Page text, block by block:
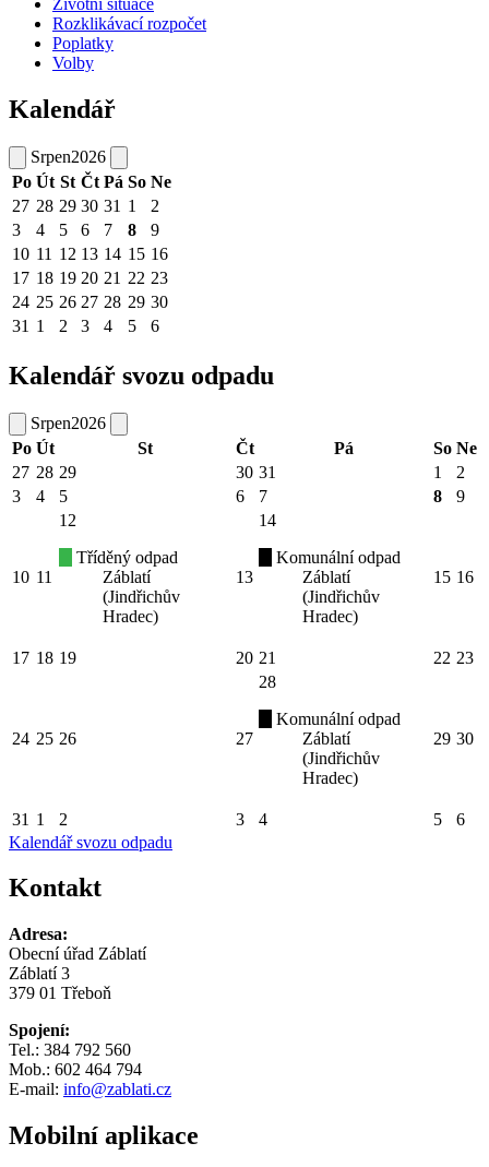
Rozklikávací rozpočet
Poplatky
Volby
Kalendář
Srpen2026
Po Út St Čt Pá So Ne
27 28 29 30 31 1
2
3
4 5 6 7 8
9
10 11 12 13 14 15 16
17 18 19 20 21 22 23
24 25 26 27 28 29 30
31 1 2 3 4 5 6
Kalendář svozu odpadu
Srpen2026
Po Út St Čt Pá So Ne
27 28 29 30 31 1
2
3
4 5 6 7 8 9
10 11
12
Tříděný odpad
Záblatí
(Jindřichův
Hradec)
13
14
Komunální odpad
Záblatí
(Jindřichův
Hradec)
15 16
17 18 19 20 21 22 23
24 25 26 27
28
Komunální odpad
Záblatí
(Jindřichův
Hradec)
29 30
31 1 2 3 4 5
6
Kalendář svozu odpadu
Kontakt
Adresa:
Obecní úřad Záblatí
Záblatí 3
379 01 Třeboň
Spojení:
Tel.: 384 792 560
Mob.: 602 464 794
E-mail: info@zablati.cz
Mobilní aplikace